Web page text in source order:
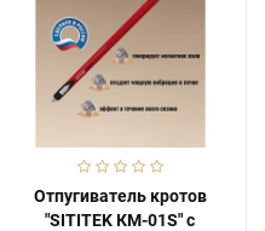
Отпугиватель кротов
"SITITEK КМ-01S" с